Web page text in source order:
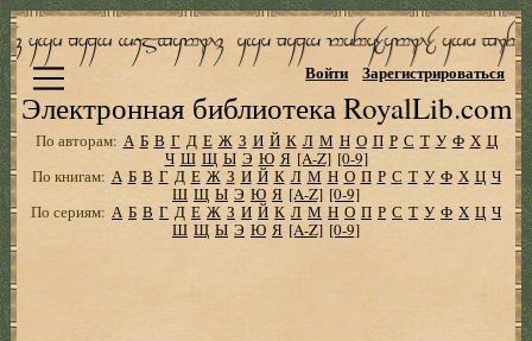
Электронная библиотека RoyalLib.com
Войти Зарегистрироваться
По авторам: А Б В Г Д Е Ж З И Й К Л М Н О П Р С Т У Ф Х Ц
Ч Ш Щ Ы Э Ю Я [A-Z] [0-9]
По книгам: А Б В Г Д Е Ж З И Й К Л М Н О П Р С Т У Ф Х Ц Ч
Ш Щ Ы Э Ю Я [A-Z] [0-9]
По сериям: А Б В Г Д Е Ж З И Й К Л М Н О П Р С Т У Ф Х Ц Ч
Ш Щ Ы Э Ю Я [A-Z] [0-9]